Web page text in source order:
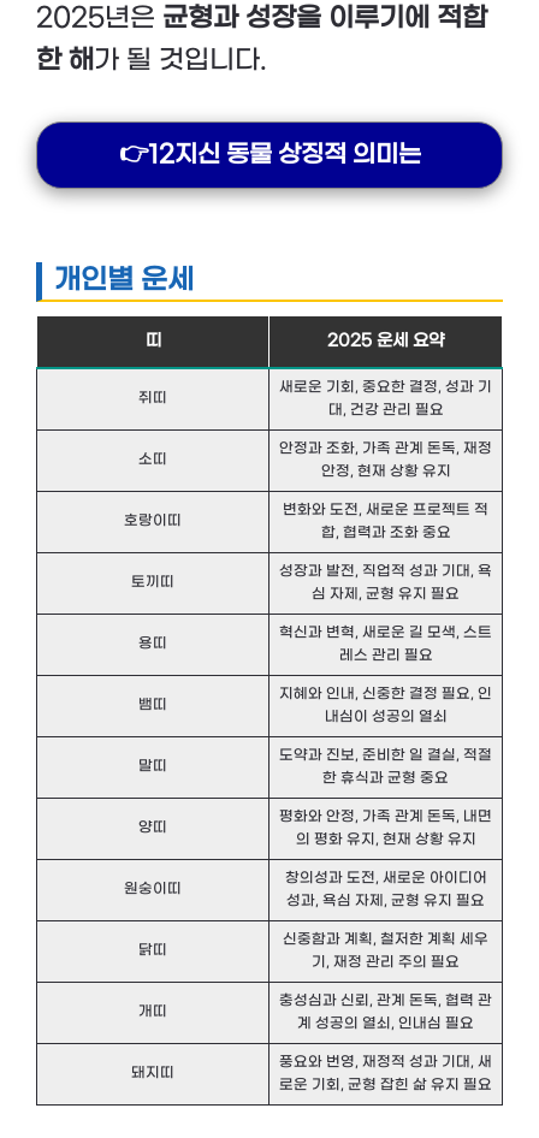
2025년은 균형과 성장을 이루기에 적합
한 해가 될 것입니다.
👉12지신 동물 상징적 의미는
개인별 운세
띠 2025 운세 요약
쥐띠
새로운 기회, 중요한 결정, 성과 기
대, 건강 관리 필요
소띠
안정과 조화, 가족 관계 돈독, 재정
안정, 현재 상황 유지
호랑이띠
변화와 도전, 새로운 프로젝트 적
합, 협력과 조화 중요
토끼띠
성장과 발전, 직업적 성과 기대, 욕
심 자제, 균형 유지 필요
용띠
혁신과 변혁, 새로운 길 모색, 스트
레스 관리 필요
뱀띠
지혜와 인내, 신중한 결정 필요, 인
내심이 성공의 열쇠
말띠
도약과 진보, 준비한 일 결실, 적절
한 휴식과 균형 중요
양띠
평화와 안정, 가족 관계 돈독, 내면
의 평화 유지, 현재 상황 유지
원숭이띠
창의성과 도전, 새로운 아이디어
성과, 욕심 자제, 균형 유지 필요
닭띠
신중함과 계획, 철저한 계획 세우
기, 재정 관리 주의 필요
개띠
충성심과 신뢰, 관계 돈독, 협력 관
계 성공의 열쇠, 인내심 필요
돼지띠
풍요와 번영, 재정적 성과 기대, 새
로운 기회, 균형 잡힌 삶 유지 필요